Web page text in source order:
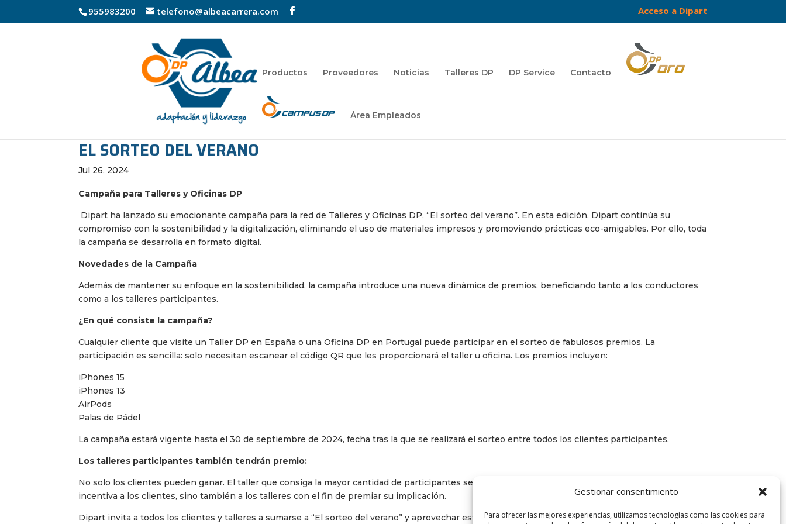
Gestionar consentimiento
Para ofrecer las mejores experiencias, utilizamos tecnologías como las cookies para
955983200 telefono@albeacarrera.com Acceso a Dipart
Productos Proveedores Noticias Talleres DP DP Service Contacto
Área Empleados
EL SORTEO DEL VERANO
Jul 26, 2024
Campaña para Talleres y Oficinas DP
Dipart ha lanzado su emocionante campaña para la red de Talleres y Oficinas DP, “El sorteo del verano”. En esta edición, Dipart continúa su
compromiso con la sostenibilidad y la digitalización, eliminando el uso de materiales impresos y promoviendo prácticas eco-amigables. Por ello, toda
la campaña se desarrolla en formato digital.
Novedades de la Campaña
Además de mantener su enfoque en la sostenibilidad, la campaña introduce una nueva dinámica de premios, beneficiando tanto a los conductores
como a los talleres participantes.
¿En qué consiste la campaña?
Cualquier cliente que visite un Taller DP en España o una Oficina DP en Portugal puede participar en el sorteo de fabulosos premios. La
participación es sencilla: solo necesitan escanear el código QR que les proporcionará el taller u oficina. Los premios incluyen:
iPhones 15
iPhones 13
AirPods
Palas de Pádel
La campaña estará vigente hasta el 30 de septiembre de 2024, fecha tras la que se realizará el sorteo entre todos los clientes participantes.
Los talleres participantes también tendrán premio:
No solo los clientes pueden ganar. El taller que consiga la mayor cantidad de participantes será premiado con un iPhone 15. Esta iniciativa no solo
incentiva a los clientes, sino también a los talleres con el fin de premiar su implicación.
Dipart invita a todos los clientes y talleres a sumarse a “El sorteo del verano” y aprovechar esta oportunidad para ganar increíbles premios mientras